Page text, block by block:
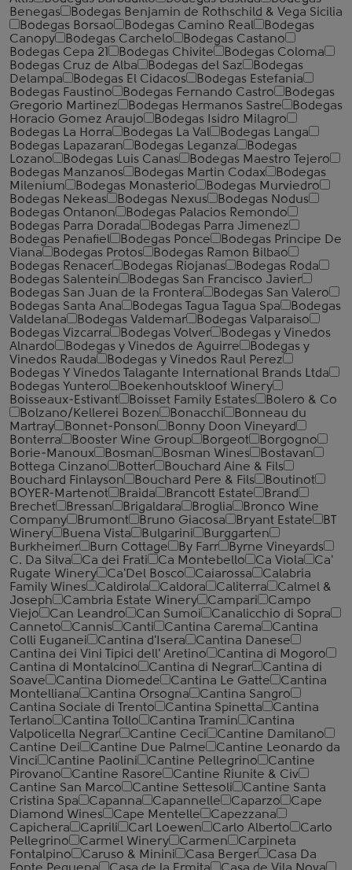
Benegas
Bodegas Benjamin de Rothschild & Vega Sicilia
Bodegas Borsao
Bodegas Camino Real
Bodegas
Canopy
Bodegas Carchelo
Bodegas Castano
Bodegas Cepa 21
Bodegas Chivite
Bodegas Coloma
Bodegas Cruz de Alba
Bodegas del Saz
Bodegas
Delampa
Bodegas El Cidacos
Bodegas Estefania
Bodegas Faustino
Bodegas Fernando Castro
Bodegas
Gregorio Martinez
Bodegas Hermanos Sastre
Bodegas
Horacio Gomez Araujo
Bodegas Isidro Milagro
Bodegas La Horra
Bodegas La Val
Bodegas Langa
Bodegas Lapazaran
Bodegas Leganza
Bodegas
Lozano
Bodegas Luis Canas
Bodegas Maestro Tejero
Bodegas Manzanos
Bodegas Martin Codax
Bodegas
Milenium
Bodegas Monasterio
Bodegas Murviedro
Bodegas Nekeas
Bodegas Nexus
Bodegas Nodus
Bodegas Ontanon
Bodegas Palacios Remondo
Bodegas Parra Dorada
Bodegas Parra Jimenez
Bodegas Penafiel
Bodegas Ponce
Bodegas Principe De
Viana
Bodegas Protos
Bodegas Ramon Bilbao
Bodegas Renacer
Bodegas Riojanas
Bodegas Roda
Bodegas Salentein
Bodegas San Francisco Javier
Bodegas San Juan de la Frontera
Bodegas San Valero
Bodegas Santa Ana
Bodegas Tagua Tagua Spa
Bodegas
Valdelana
Bodegas Valdemar
Bodegas Valparaiso
Bodegas Vizcarra
Bodegas Volver
Bodegas y Vinedos
Alnardo
Bodegas y Vinedos de Aguirre
Bodegas y
Vinedos Rauda
Bodegas y Vinedos Raul Perez
Bodegas Y Vinedos Talagante International Brands Ltda
Bodegas Yuntero
Boekenhoutskloof Winery
Boisseaux-Estivant
Boisset Family Estates
Bolero & Co
Bolzano/Kellerei Bozen
Bonacchi
Bonneau du
Martray
Bonnet-Ponson
Bonny Doon Vineyard
Bonterra
Booster Wine Group Borgeot
Borgogno
Borie-Manoux
Bosman Bosman Wines
Bostavan
Bottega Cinzano
Botter
Bouchard Aine & Fils
Bouchard Finlayson
Bouchard Pere & Fils
Boutinot
BOYER-Martenot
Braida Brancott Estate
Brand
Brechet
Bressan Brigaldara Broglia
Bronco Wine
Company
Brumont Bruno Giacosa Bryant Estate
BT
Winery
Buena Vista Bulgarini
Burggarten
Burkheimer
Burn Cottage By Farr
Byrne Vineyards
C. Da Silva
Ca dei Frati Ca Montebello Ca Viola
Ca'
Rugate Winery
Ca'Del Bosco Caiarossa
Calabria
Family Wines
Caldirola Caldora Caliterra
Calmel &
Joseph
Cambria Estate Winery Campari
Campo
Viejo
Can Leandro Can Sumoi
Canalicchio di Sopra
Canneto
Cannis Canti Cantina Carema
Cantina
Colli Euganei
Cantina d'Isera
Cantina Danese
Cantina dei Vini Tipici dell' Aretino
Cantina di Mogoro
Cantina di Montalcino
Cantina di Negrar
Cantina di
Soave
Cantina Diomede Cantina Le Gatte
Cantina
Montelliana
Cantina Orsogna
Cantina Sangro
Cantina Sociale di Trento
Cantina Spinetta
Cantina
Terlano
Cantina Tollo Cantina Tramin
Cantina
Valpolicella Negrar
Cantine Ceci
Cantine Damilano
Cantine Dei
Cantine Due Palme
Cantine Leonardo da
Vinci
Cantine Paolini Cantine Pellegrino
Cantine
Pirovano
Cantine Rasore
Cantine Riunite & Civ
Cantine San Marco
Cantine Settesoli
Cantinе Santa
Cristina Spa
Capanna Capannelle Caparzo
Cape
Diamond Wines
Cape Mentelle
Capezzana
Capichera
Caprili Carl Loewen Carlo Alberto
Carlo
Pellegrino
Carmel Winery Carmen
Carpineta
Fontalpino
Caruso & Minini Casa Berger
Casa Da